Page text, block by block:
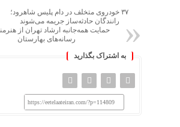
۳۷ خودروی متخلف در دام پلیس شاهرود؛
رانندگان حادثه‌ساز جریمه می‌شوند
حمایت همه‌جانبه ارشاد تهران از
رسانه‌های بهارستان
به اشتراک بگذارید
https://eetelaateiran.com/?p=114809